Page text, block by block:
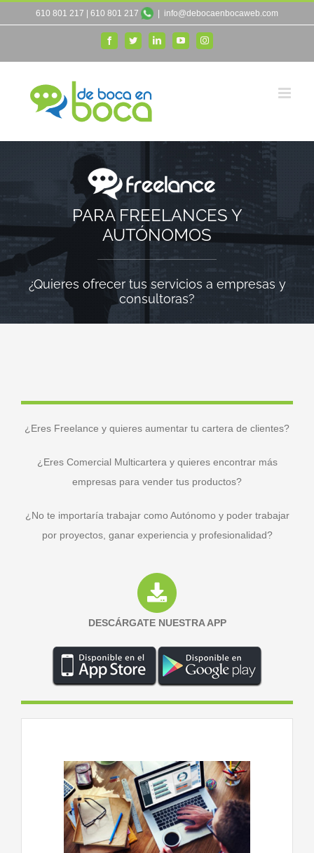
al
610 801 217 610 801 217 info@debocaenbocaweb.com
FacebookTwitterLinkedInYouTubeInstagram
PARA FREELANCES Y
AUTÓNOMOS
¿Quieres ofrecer tus servicios a empresas y
consultoras?
¿Eres Freelance y quieres aumentar tu cartera de clientes?
¿Eres Comercial Multicartera y quieres encontrar más
empresas para vender tus productos?
¿No te importaría trabajar como Autónomo y poder trabajar
por proyectos, ganar experiencia y profesionalidad?
DESCÁRGATE NUESTRA APP